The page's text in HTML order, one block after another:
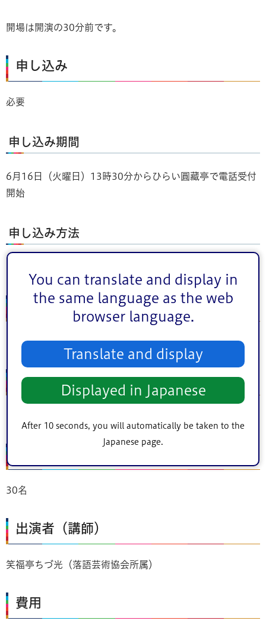
You can translate and display in
the same language as the web
browser language.
Translate and display
Displayed in Japanese
After 10 seconds, you will automatically be taken to the
Japanese page.
開場は開演の30分前です。
申し込み
必要
申し込み期間
6月16日（火曜日）13時30分からひらい圓藏亭で電話受付
開始
申し込み方法
場所
ひらい圓藏亭
住所
30名
出演者（講師）
笑福亭ちづ光（落語芸術協会所属）
費用